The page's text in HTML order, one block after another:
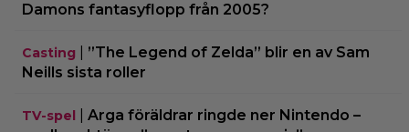
Damons fantasyflopp från 2005?
Casting
”The Legend of Zelda” blir en av Sam
Neills sista roller
TV-spel
Arga föräldrar ringde ner Nintendo –